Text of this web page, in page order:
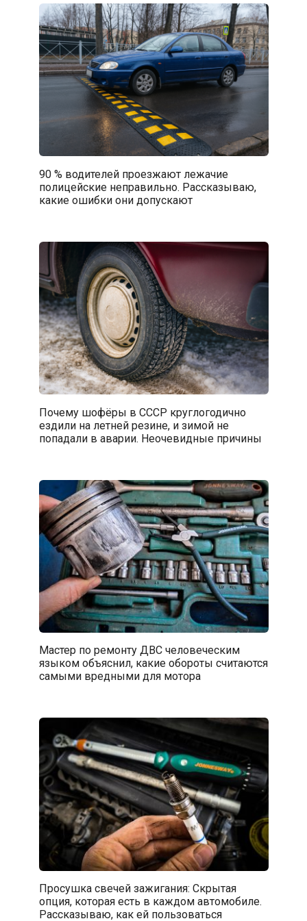
90 % водителей проезжают лежачие
полицейские неправильно. Рассказываю,
какие ошибки они допускают
Почему шофёры в СССР круглогодично
ездили на летней резине, и зимой не
попадали в аварии. Неочевидные причины
Мастер по ремонту ДВС человеческим
языком объяснил, какие обороты считаются
самыми вредными для мотора
Просушка свечей зажигания: Скрытая
опция, которая есть в каждом автомобиле.
Рассказываю, как ей пользоваться